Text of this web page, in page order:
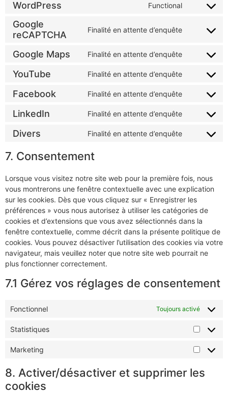
WordPress Functional
Google
reCAPTCHA
Finalité en attente d’enquête
Google Maps Finalité en attente d’enquête
YouTube Finalité en attente d’enquête
Facebook Finalité en attente d’enquête
LinkedIn Finalité en attente d’enquête
Divers Finalité en attente d’enquête
7. Consentement
Lorsque vous visitez notre site web pour la première fois, nous
vous montrerons une fenêtre contextuelle avec une explication
sur les cookies. Dès que vous cliquez sur « Enregistrer les
préférences » vous nous autorisez à utiliser les catégories de
cookies et d’extensions que vous avez sélectionnés dans la
fenêtre contextuelle, comme décrit dans la présente politique de
cookies. Vous pouvez désactiver l’utilisation des cookies via votre
navigateur, mais veuillez noter que notre site web pourrait ne
plus fonctionner correctement.
7.1 Gérez vos réglages de consentement
Fonctionnel Toujours activé
Statistiques
Marketing
8. Activer/désactiver et supprimer les
cookies